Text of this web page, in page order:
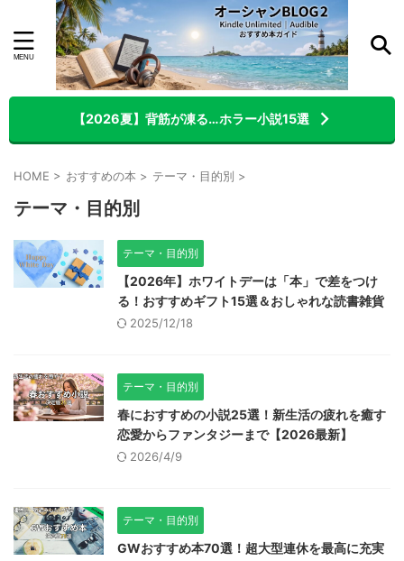
【2026夏】背筋が凍る…ホラー小説15選
HOME > おすすめの本 > テーマ・目的別 >
テーマ・目的別
テーマ・目的別
【2026年】ホワイトデーは「本」で差をつけ
る！おすすめギフト15選＆おしゃれな読書雑貨
2025/12/18
テーマ・目的別
春におすすめの小説25選！新生活の疲れを癒す
恋愛からファンタジーまで【2026最新】
2026/4/9
テーマ・目的別
GWおすすめ本70選！超大型連休を最高に充実